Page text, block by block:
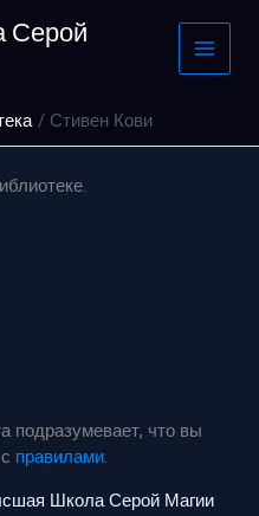
Серой
Стивен Кови
подразумевает, что вы
правилами.
Школа Серой Магии